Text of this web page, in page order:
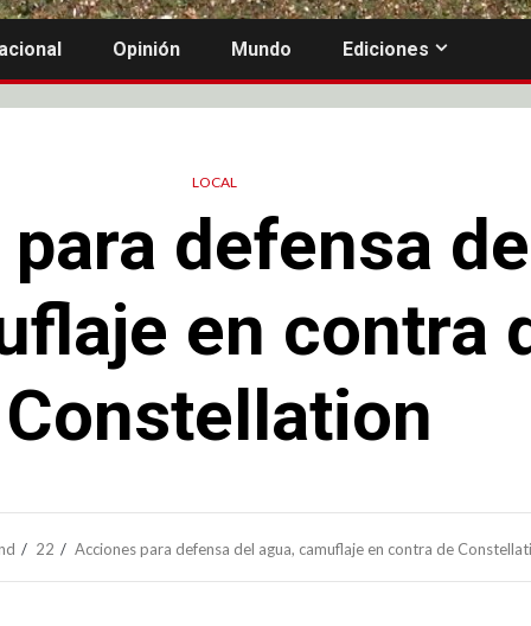
Opinión Mundo Ediciones
LOCAL
defensa
en contra
Constellation
22 Acciones para defensa del agua, camuflaje en contra de